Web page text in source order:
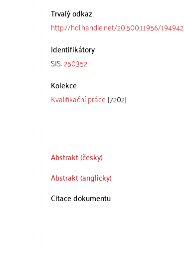
Trvalý odkaz
http://hdl.handle.net/20.500.11956/194942
Identifikátory
SIS:250352
Kolekce
Kvalifikační práce [7202]
Abstrakt (česky)
Abstrakt (anglicky)
Citace dokumentu